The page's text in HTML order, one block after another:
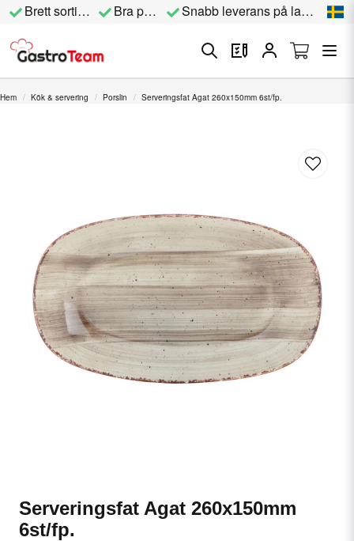
Brett sortiment Bra priser Snabb leverans på lagervara
Hem Kök & servering Porslin Serveringsfat Agat 260x150mm 6st/fp.
Serveringsfat Agat 260x150mm
6st/fp.